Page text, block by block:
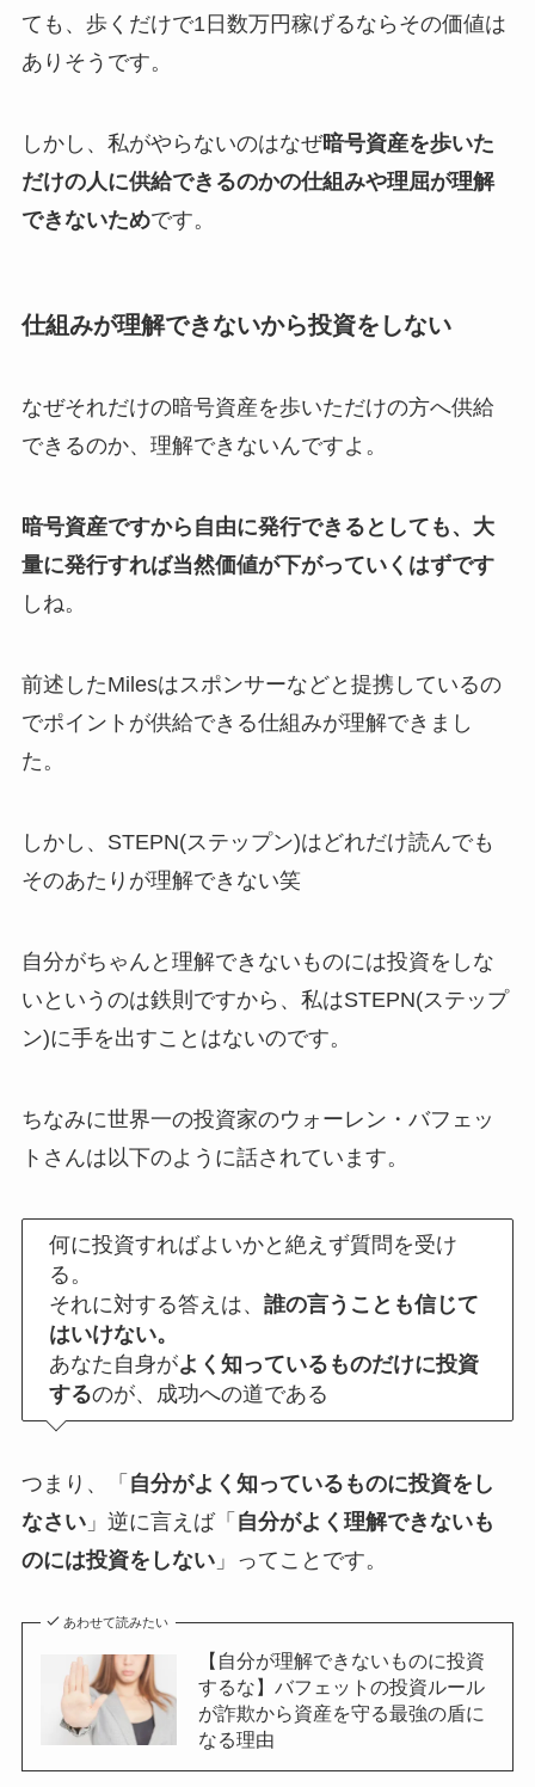
ても、歩くだけで1日数万円稼げるならその価値は
ありそうです。
しかし、私がやらないのはなぜ暗号資産を歩いた
だけの人に供給できるのかの仕組みや理屈が理解
できないためです。
仕組みが理解できないから投資をしない
なぜそれだけの暗号資産を歩いただけの方へ供給
できるのか、理解できないんですよ。
暗号資産ですから自由に発行できるとしても、大
量に発行すれば当然価値が下がっていくはずです
しね。
前述したMilesはスポンサーなどと提携しているの
でポイントが供給できる仕組みが理解できまし
た。
しかし、STEPN(ステップン)はどれだけ読んでも
そのあたりが理解できない笑
自分がちゃんと理解できないものには投資をしな
いというのは鉄則ですから、私はSTEPN(ステップ
ン)に手を出すことはないのです。
ちなみに世界一の投資家のウォーレン・バフェッ
トさんは以下のように話されています。
何に投資すればよいかと絶えず質問を受け
る。
それに対する答えは、誰の言うことも信じて
はいけない。
あなた自身がよく知っているものだけに投資
するのが、成功への道である
つまり、「 自分がよく知っているものに投資をし
なさい」逆に言えば「 自分がよく理解できないも
のには投資をしない」ってことです。
あわせて読みたい
【自分が理解できないものに投資
するな】バフェットの投資ルール
が詐欺から資産を守る最強の盾に
なる理由